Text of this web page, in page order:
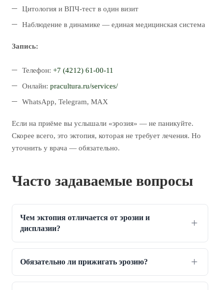
Цитология и ВПЧ-тест в один визит
Наблюдение в динамике — единая медицинская система
Запись:
Телефон: +7 (4212) 61-00-11
Онлайн: pracultura.ru/services/
WhatsApp, Telegram, MAX
Если на приёме вы услышали «эрозия» — не паникуйте.
Скорее всего, это эктопия, которая не требует лечения. Но
уточнить у врача — обязательно.
Часто задаваемые вопросы
Чем эктопия отличается от эрозии и
дисплазии?
Обязательно ли прижигать эрозию?